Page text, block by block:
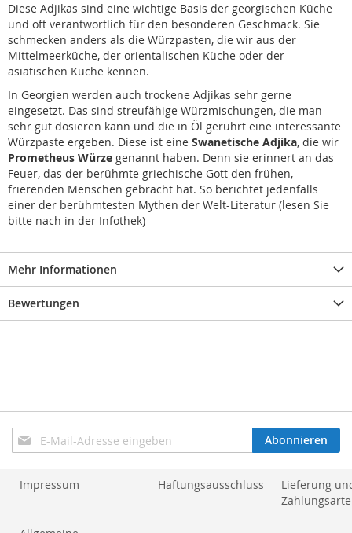
Diese Adjikas sind eine wichtige Basis der georgischen Küche
und oft verantwortlich für den besonderen Geschmack. Sie
schmecken anders als die Würzpasten, die wir aus der
Mittelmeerküche, der orientalischen Küche oder der
asiatischen Küche kennen.
In Georgien werden auch trockene Adjikas sehr gerne
eingesetzt. Das sind streufähige Würzmischungen, die man
sehr gut dosieren kann und die in Öl gerührt eine interessante
Würzpaste ergeben. Diese ist eine Swanetische Adjika, die wir
Prometheus Würze genannt haben. Denn sie erinnert an das
Feuer, das der berühmte griechische Gott den frühen,
frierenden Menschen gebracht hat. So berichtet jedenfalls
einer der berühmtesten Mythen der Welt-Literatur (lesen Sie
bitte nach in der Infothek)
Mehr Informationen
Bewertungen
Anmeldung
zum
Newsletter:
Abonnieren
Impressum Haftungsausschluss
Lieferung